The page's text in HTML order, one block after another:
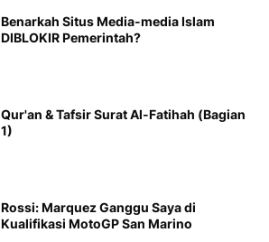
Benarkah Situs Media-media Islam
DIBLOKIR Pemerintah?
Qur'an & Tafsir Surat Al-Fatihah (Bagian
1)
Rossi: Marquez Ganggu Saya di
Kualifikasi MotoGP San Marino